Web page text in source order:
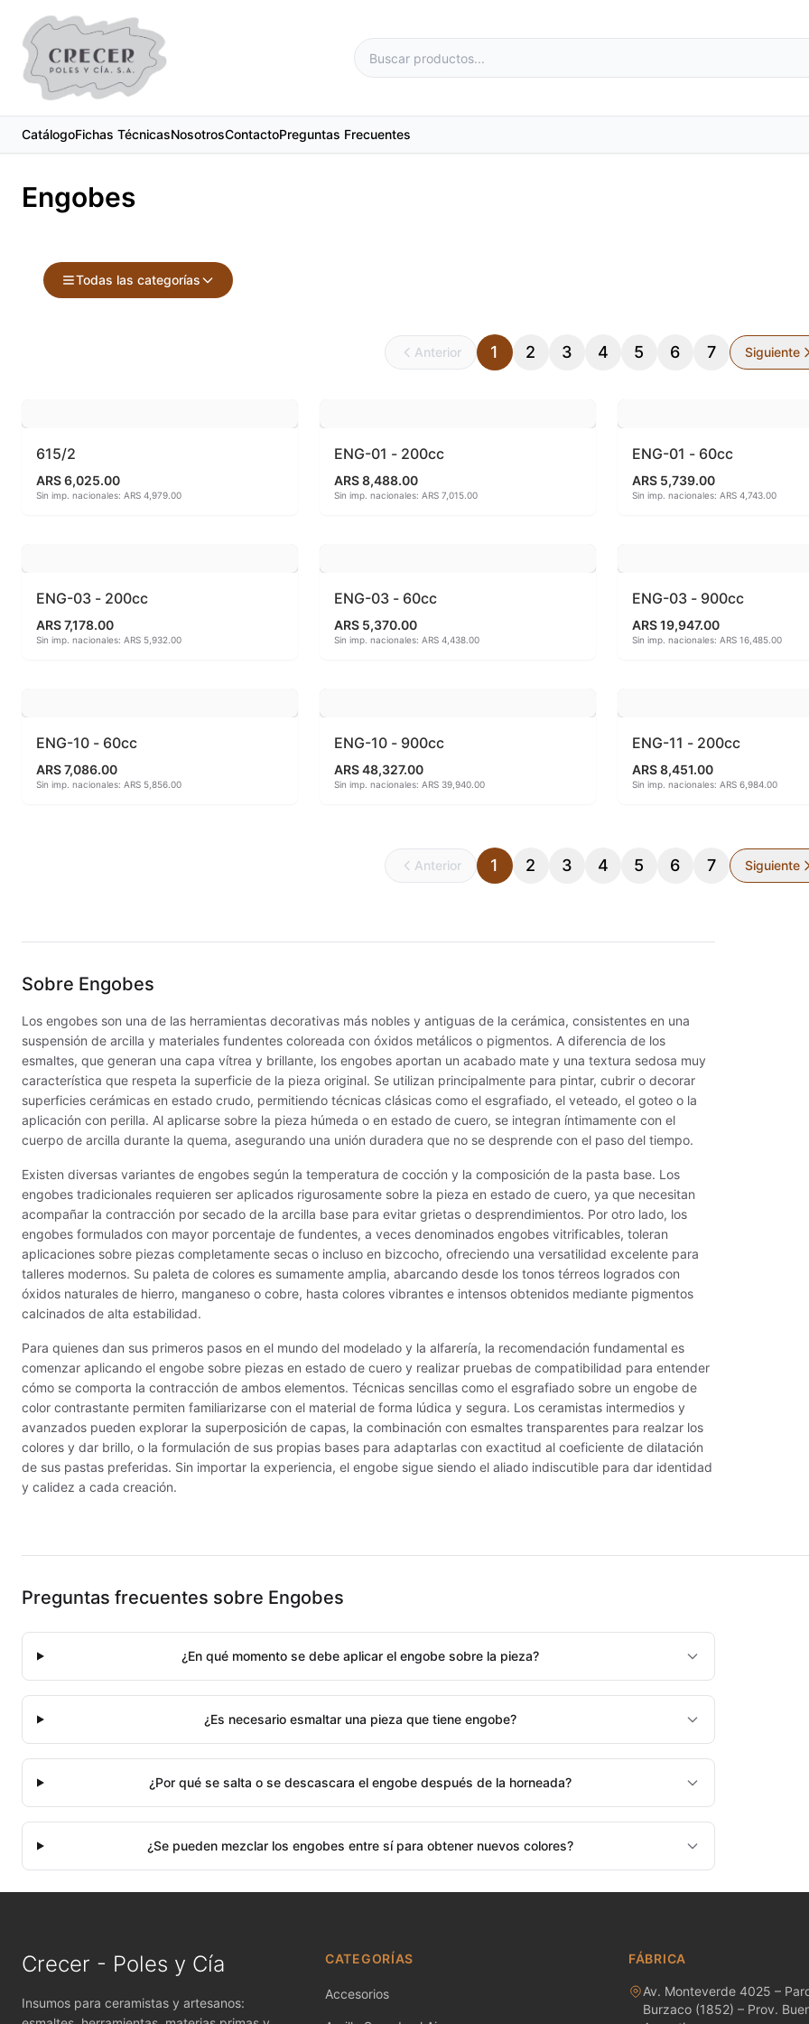
CatálogoFichas TécnicasNosotrosContactoPreguntas Frecuentes
Engobes
Todas las categorías
Auxiliares
Contramoldes
Engobes
Esmaltes Artisticos
Esmaltes para enlozado de chapa
Esmaltes para gres (1150º - 1200º)
Esmaltes para porcelana (1230ºC - 1270ºC)
Esmaltes preparados
Granillas (970ºC-1020ºC)
Hereaus (750ºC - 850ºC)
Herramientas
Jaspeadores
Kingtsugi
Ladrillos aislantes para horno
Lápices y rotuladores
Libros y Revistas
Maquinarias
Material de laboratorio
MAYCO BRUSHES
MAYCO CLASSIC CRACKLES
MAYCO DUNCAN ACCESSORIES
MAYCO E & E CHUNKIES
MAYCO ENGOBE
MAYCO FOUNDATIONS MATTE
MAYCO JUNGLE GEMS
MAYCO MAGIC METALLICS
MAYCO NON FIRED COLOR
MAYCO POTTERY CASCADES
MAYCO RAKU GLAZES
MAYCO RAPID ROLL
MAYCO SPECIALTY GLAZES
MAYCO SPECKLED STROKE & COAT
MAYCO STONEWARE GLAZES
Metales preciosos y luestres
Molinos - Bolas y Revestimientos
Papel engomado para calcos
Patas de gallo
Pigmentos bajo cubierta preparado
Pigmentos para vidrio - Temp. 520 -
Pigmentos para vidrio - Temp. 780 -
Pigmentos Sobre Cubierta - 800°C
Pinceles
Placas Refractarias
Refractarios y artículos para horno
Servicios
Soportes Refractarios
Termómetro
Varios
Vidrios importados
Anterior 1 2 3 4 5 6 7 Siguiente
615/2
ARS 6,025.00
Sin imp. nacionales: ARS 4,979.00
ENG-01 - 200cc
ARS 8,488.00
Sin imp. nacionales: ARS 7,015.00
ENG-01 - 60cc
ARS 5,739.00
Sin imp. nacionales: ARS 4,743.00
ENG-03 - 200cc
ARS 7,178.00
Sin imp. nacionales: ARS 5,932.00
ENG-03 - 60cc
ARS 5,370.00
Sin imp. nacionales: ARS 4,438.00
ENG-03 - 900cc
ARS 19,947.00
Sin imp. nacionales: ARS 16,485.00
ENG-10 - 60cc
ARS 7,086.00
Sin imp. nacionales: ARS 5,856.00
ENG-10 - 900cc
ARS 48,327.00
Sin imp. nacionales: ARS 39,940.00
ENG-11 - 200cc
ARS 8,451.00
Sin imp. nacionales: ARS 6,984.00
Anterior 1 2 3 4 5 6 7 Siguiente
Sobre Engobes
Los engobes son una de las herramientas decorativas más nobles y antiguas de la cerámica, consistentes en una
suspensión de arcilla y materiales fundentes coloreada con óxidos metálicos o pigmentos. A diferencia de los
esmaltes, que generan una capa vítrea y brillante, los engobes aportan un acabado mate y una textura sedosa muy
característica que respeta la superficie de la pieza original. Se utilizan principalmente para pintar, cubrir o decorar
superficies cerámicas en estado crudo, permitiendo técnicas clásicas como el esgrafiado, el veteado, el goteo o la
aplicación con perilla. Al aplicarse sobre la pieza húmeda o en estado de cuero, se integran íntimamente con el
cuerpo de arcilla durante la quema, asegurando una unión duradera que no se desprende con el paso del tiempo.
Existen diversas variantes de engobes según la temperatura de cocción y la composición de la pasta base. Los
engobes tradicionales requieren ser aplicados rigurosamente sobre la pieza en estado de cuero, ya que necesitan
acompañar la contracción por secado de la arcilla base para evitar grietas o desprendimientos. Por otro lado, los
engobes formulados con mayor porcentaje de fundentes, a veces denominados engobes vitrificables, toleran
aplicaciones sobre piezas completamente secas o incluso en bizcocho, ofreciendo una versatilidad excelente para
talleres modernos. Su paleta de colores es sumamente amplia, abarcando desde los tonos térreos logrados con
óxidos naturales de hierro, manganeso o cobre, hasta colores vibrantes e intensos obtenidos mediante pigmentos
calcinados de alta estabilidad.
Para quienes dan sus primeros pasos en el mundo del modelado y la alfarería, la recomendación fundamental es
comenzar aplicando el engobe sobre piezas en estado de cuero y realizar pruebas de compatibilidad para entender
cómo se comporta la contracción de ambos elementos. Técnicas sencillas como el esgrafiado sobre un engobe de
color contrastante permiten familiarizarse con el material de forma lúdica y segura. Los ceramistas intermedios y
avanzados pueden explorar la superposición de capas, la combinación con esmaltes transparentes para realzar los
colores y dar brillo, o la formulación de sus propias bases para adaptarlas con exactitud al coeficiente de dilatación
de sus pastas preferidas. Sin importar la experiencia, el engobe sigue siendo el aliado indiscutible para dar identidad
y calidez a cada creación.
Preguntas frecuentes sobre Engobes
¿En qué momento se debe aplicar el engobe sobre la pieza?
¿Es necesario esmaltar una pieza que tiene engobe?
¿Por qué se salta o se descascara el engobe después de la horneada?
¿Se pueden mezclar los engobes entre sí para obtener nuevos colores?
Crecer - Poles y Cía
Insumos para ceramistas y artesanos:
CATEGORÍAS
Accesorios
FÁBRICA
Av. Monteverde 4025 –
Burzaco (1852) – Prov.